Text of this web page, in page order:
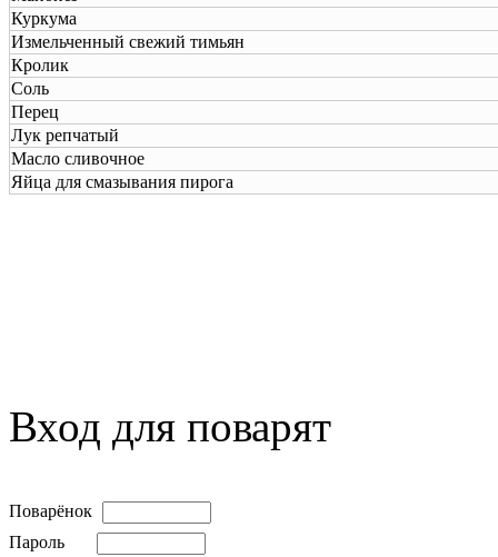
Куркума
Измельченный свежий тимьян
Кролик
Соль
Перец
Лук репчатый
Масло сливочное
Яйца для смазывания пирога
Вход для поварят
Поварёнок
Пароль